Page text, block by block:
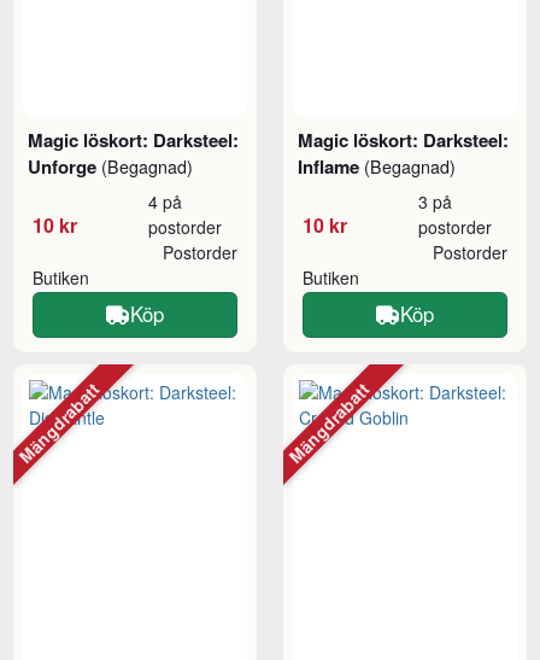
Magic löskort: Darksteel:
Unforge (Begagnad)
10 kr
4 på
postorder
Butiken
Postorder
Köp
Magic löskort: Darksteel:
Inflame (Begagnad)
10 kr
3 på
postorder
Butiken
Postorder
Köp
Mängdrabatt Mängdrabatt